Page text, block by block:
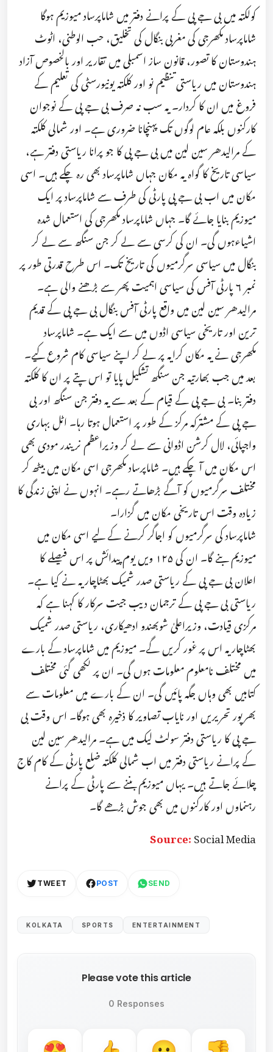
کولکتہ میں بی جے پی کے پرانے دفتر میں شاماپرساد میوزیم ہوگا
شاماپرساد مکھرجی کی مغربی بنگال کی تخلیق، حب الوطنی، اٹوٹ
ہندوستان کا تصور، قانون ساز اسمبلی میں تقاریر اور بالخصوص آزاد
ہندوستان میں ریاستی تنظیم نو اور کلکتہ یونیورسٹی کی تعلیم کے
فروغ میں ان کا کردار۔ یہ سب نہ صرف بی جے پی کے نوجوان
کارکنوں بلکہ عام لوگوں تک پہنچانا ضروری ہے۔ اور شمالی کلکتہ
کے مرالیدھر سین لین میں بی جے پی کا جو پرانا ریاستی دفتر ہے،
سیاسی تاریخ کا گواہ یہ مکان جہاں شاماپرساد بھی رہ چکے ہیں۔ اسی
مکان میں اب بی جے پی پارٹی کی طرف سے شاماپرساد پر ایک
میوزیم بنایا جائے گا۔ جہاں شاماپرساد مکھرجی کی استعمال شدہ
اشیاءہوں گی۔ ان کی کرسی سے لے کر جن سنگھ سے لے کر
بنگال میں سیاسی سرگرمیوں کی تاریخ تک۔ اس طرح قدرتی طور پر
نمبر ۶ پارٹی آفس کی سیاسی اہمیت پھر سے بڑھنے والی ہے۔
مرالیدھر سین لین میں واقع پارٹی آفس بنگال بی جے پی کے قدیم
ترین اور تاریخی سیاسی اڈوں میں سے ایک ہے۔ شاماپرساد
مکھرجی نے یہ مکان کرایہ پر لے کر اپنے سیاسی کام شروع کیے۔
بعد میں جب بھارتیہ جن سنگھ تشکیل پایا تو اس پتے پر ان کا کلکتہ
دفتر بنا۔ بی جے پی کے قیام کے بعد سے یہ دفتر جن سنگھ اور بی
جے پی کے مشترکہ مرکز کے طور پر استعمال ہوتا رہا۔ اٹل بہاری
واجپائی، لال کرشن اڈوانی سے لے کر وزیراعظم نریندر مودی بھی
اس مکان میں آ چکے ہیں۔ شاماپرساد مکھرجی اسی مکان میں بیٹھ کر
مختلف سرگرمیوں کو آگے بڑھاتے رہے۔ انہوں نے اپنی زندگی کا
زیادہ وقت اس تاریخی مکان میں گزارا۔
شاماپرساد کی سرگرمیوں کو اجاگر کرنے کے لیے اسی مکان میں
میوزیم بنے گا۔ ان کی ۱۲۵ ویں یوم پیدائش پر اس فیصلے کا
اعلان بی جے پی کے ریاستی صدر شمیک بھٹاچاریہ نے کیا ہے۔
ریاستی بی جے پی کے ترجمان دیب جیت سرکار کا کہنا ہے کہ
مرکزی قیادت، وزیراعلیٰ شوبھندو ادھیکاری، ریاستی صدر شمیک
بھٹاچاریہ اس پر غور کریں گے۔ میوزیم میں شاماپرساد کے بارے
میں مختلف نامعلوم معلومات ہوں گی۔ ان پر لکھی گئی مختلف
کتابیں بھی وہاں جگہ پائیں گی۔ ان کے بارے میں معلومات سے
بھرپور تحریریں اور نایاب تصاویر کا ذخیرہ بھی ہوگا۔ اس وقت بی
جے پی کا ریاستی دفتر سولٹ لیک میں ہے۔ مرالیدھر سین لین
کے پرانے ریاستی دفتر میں اب شمالی کلکتہ ضلع پارٹی کے کام کاج
چلائے جاتے ہیں۔ یہاں میوزیم بننے سے پارٹی کے پرانے
رہنماوں اور کارکنوں میں بھی جوش بڑھے گا۔
Source:Social Media
TWEET POST SEND
KOLKATA SPORTS ENTERTAINMENT
Please vote this article
0 Responses